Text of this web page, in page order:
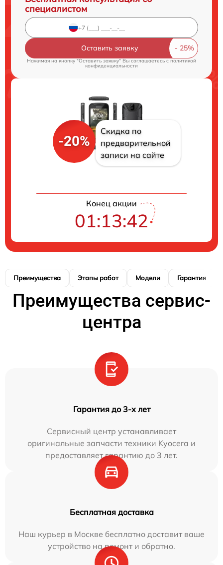
специалистом
Оставить заявку
Нажимая на кнопку "Оставить заявку" Вы соглашаетесь c политикой
конфиденциальности
-20%
Скидка по
предварительной
записи на сайте
Конец акции
01:13:41
Преимущества Этапы работ Модели Гарантия
Преимущества сервис-
центра
Гарантия до 3-х лет
Сервисный центр устанавливает
оригинальные запчасти техники Kyocera и
предоставляет гарантию до 3 лет.
Бесплатная доставка
Наш курьер в Москве бесплатно доставит ваше
устройство на ремонт и обратно.